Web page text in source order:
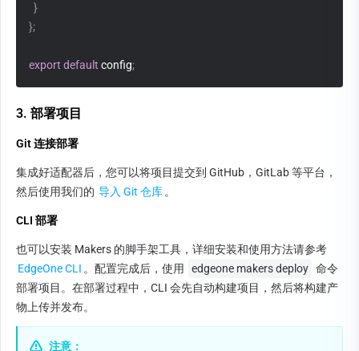
}
};
export default config;
3. 部署项目
Git 连接部署
集成好适配器后，您可以将项目提交到 GitHub，GitLab 等平台，
然后使用我们的 导入 Git 仓库 。
CLI 部署
EdgeOne CLI 。配置完成后，使用 edgeone makers deploy 命令
部署项目。在部署过程中，CLI 会先自动构建项目，然后将构建产
物上传并发布。
注意：